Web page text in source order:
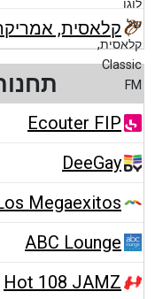
קלאסית, אמריקה
Ecouter FIP
DeeGay
Los Megaexitos
ABC Lounge
Hot 108 JAMZ